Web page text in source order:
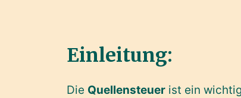
Einleitung:
Die Quellensteuer ist ein